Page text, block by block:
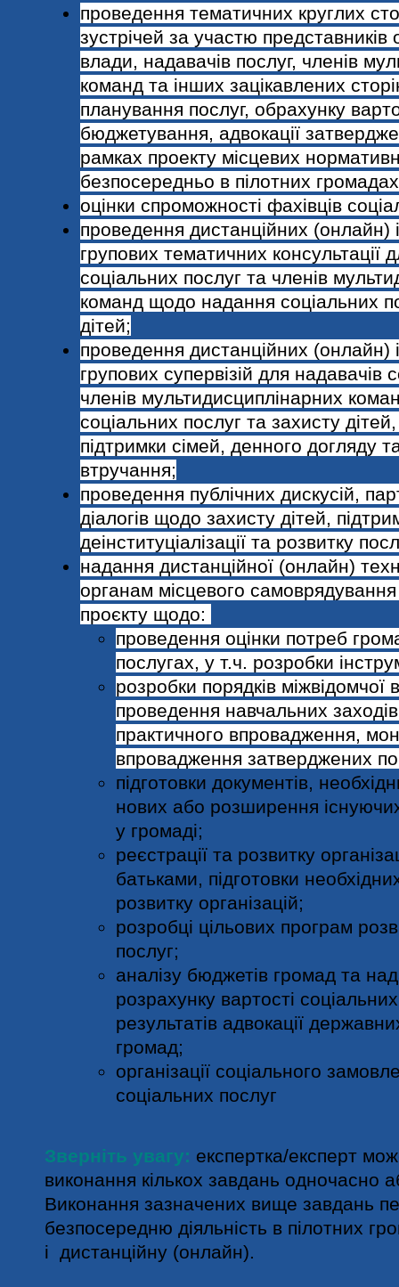
проведення тематичних круглих
зустрічей за участю представників
влади, надавачів послуг, членів
команд та інших зацікавлених
планування послуг, обрахунку
бюджетування, адвокації
рамках проекту місцевих
безпосередньо в пілотних
оцінки спроможності фахівців
проведення дистанційних (онлайн)
групових тематичних консультації
соціальних послуг та членів
команд щодо надання соціальних
дітей;
проведення дистанційних (онлайн)
групових супервізій для надавачів
членів мультидисциплінарних
соціальних послуг та захисту
підтримки сімей, денного догляду
втручання;
проведення публічних дискусій,
діалогів щодо захисту дітей,
деінституціалізації та розвитку
надання дистанційної (онлайн)
органам місцевого
проєкту щодо:
проведення оцінки потреб
послугах, у т.ч. розробки
розробки порядків міжвідомчої
проведення навчальних
практичного впровадження,
впровадження затверджених
підготовки документів,
нових або розширення
у громаді;
реєстрації та розвитку
батьками, підготовки
розвитку організацій;
розробці цільових програм
послуг;
аналізу бюджетів громад та
розрахунку вартості
результатів адвокації
громад;
організації соціального
соціальних послуг
Зверніть увагу: експертка/експерт
виконання кількох завдань одночасно
Виконання зазначених вище завдань
безпосередню діяльність в пілотних
і дистанційну (онлайн).